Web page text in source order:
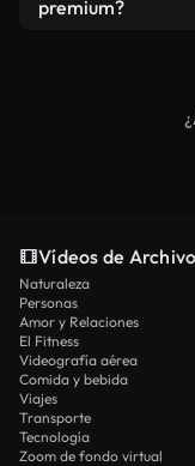
premium?
protecciones de
Vídeos de
Naturaleza
Personas
Amor y Relaciones
El Fitness
Videografía aérea
Comida y bebida
Viajes
Transporte
Tecnología
Zoom de fondo virtual